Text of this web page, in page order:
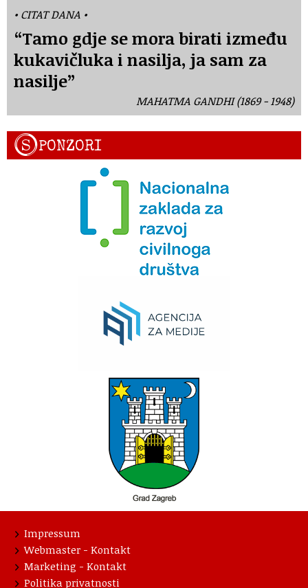
• CITAT DANA •
“Tamo gdje se mora birati između
kukavičluka i nasilja, ja sam za
nasilje”
MAHATMA GANDHI (1869 - 1948)
SPONZORI
Impressum
Webmaster - Kontakt
Marketing - Kontakt
Politika privatnosti